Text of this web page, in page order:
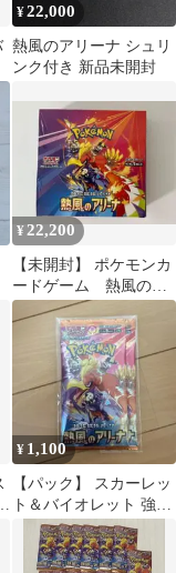
¥22,000
熱風のアリーナ シュリ
ンク付き 新品未開封
¥22,200
【未開封】 ポケモンカ
ードゲーム 熱風のア
リーナ シュリンク付
（１Box）
¥ 1,100
【パック】 スカーレッ
ト＆バイオレット 強化
拡張パック 熱風のアリ
ーナ 2パック